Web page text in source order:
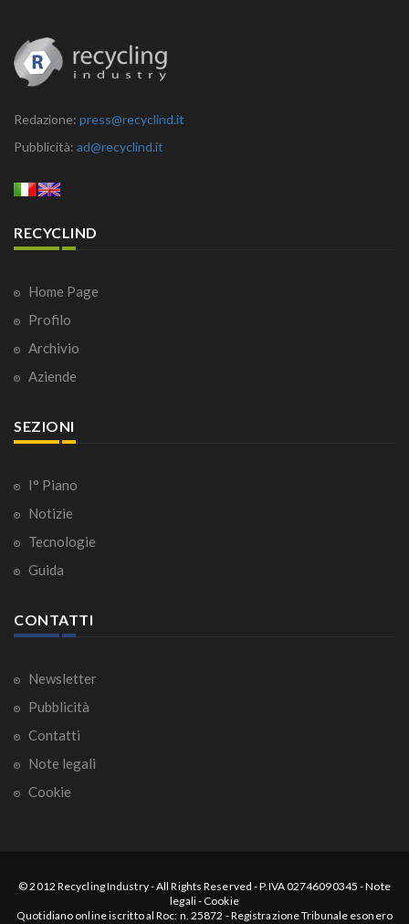
Redazione: press@recyclind.it
Pubblicità: ad@recyclind.it
RECYCLIND
Home Page
Profilo
Archivio
Aziende
SEZIONI
I° Piano
Notizie
Tecnologie
Guida
CONTATTI
Newsletter
Pubblicità
Contatti
Note legali
Cookie
© 2012 Recycling Industry-All Rights Reserved - P.IVA 02746090345 -Note
legali- Cookie
Quotidiano online iscritto al Roc: n. 25872 - Registrazione Tribunale esonero